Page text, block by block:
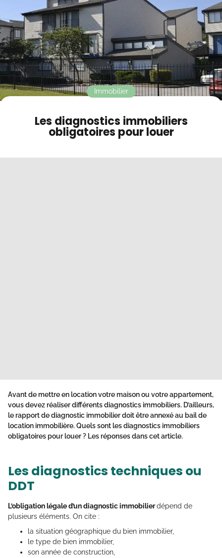
Contact
Mode sombre
Les diagnostics immobiliers
obligatoires pour louer
Immobilier
Avant de mettre en location votre maison ou votre appartement,
vous devez réaliser différents diagnostics immobiliers. D’ailleurs,
le rapport de diagnostic immobilier doit être annexé au bail de
location immobilière. Quels sont les diagnostics immobiliers
obligatoires pour louer ? Les réponses dans cet article.
Les diagnostics techniques ou
DDT
L’obligation légale d’un diagnostic immobilierdépend de
plusieurs éléments. On cite :
la situation géographique du bien immobilier,
le type de bien immobilier,
son année de construction,